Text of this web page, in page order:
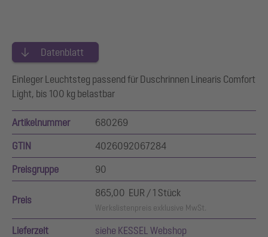
Datenblatt
Einleger Leuchtsteg passend für Duschrinnen Linearis Comfort
Light, bis 100 kg belastbar
Artikelnummer 680269
GTIN 4026092067284
Preisgruppe 90
Preis
865,00 EUR / 1 Stück
Werkslistenpreis exklusive MwSt.
Lieferzeit siehe KESSEL Webshop